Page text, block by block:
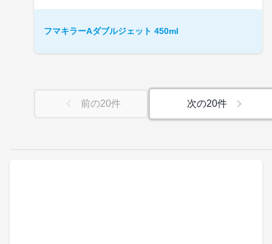
フマキラーAダブルジェット 450ml
前の20件 次の20件